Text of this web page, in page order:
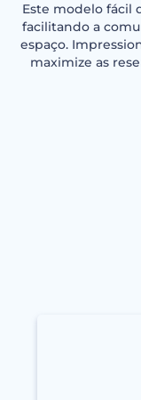
Este modelo fácil
facilitando a
espaço.
maximize as